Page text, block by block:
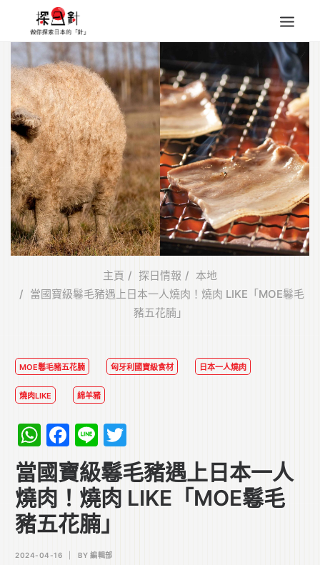
東北
四國
中部
人氣目的地
本地情報
東瀛特集
旅遊商品
Search
for:
主頁
探日情報
本地
當國寶級鬈毛豬遇上日本一人燒肉！燒肉 LIKE「MOE鬈毛
豬五花腩」
MOE鬈毛豬五花腩 匈牙利國寶級食材 日本一人燒肉
燒肉LIKE 綿羊豬
WhatsApp
Facebook
Line
當國寶級鬈毛豬遇上日本一人
燒肉！燒肉 LIKE「MOE鬈毛
豬五花腩」
2024-04-16 BY 編輯部